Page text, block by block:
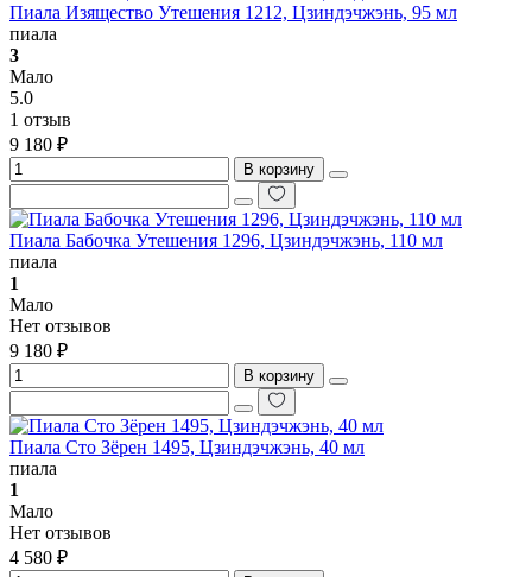
Пиала Изящество Утешения 1212, Цзиндэчжэнь, 95 мл
пиала
3
Мало
5.0
1 отзыв
9 180 ₽
В корзину
Пиала Бабочка Утешения 1296, Цзиндэчжэнь, 110 мл
пиала
1
Мало
Нет отзывов
9 180 ₽
В корзину
Пиала Сто Зёрен 1495, Цзиндэчжэнь, 40 мл
пиала
1
Мало
Нет отзывов
4 580 ₽